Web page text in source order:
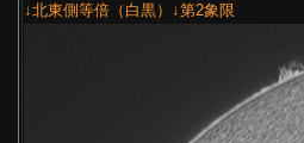
↓北東側等倍（白黒）↓第2象限